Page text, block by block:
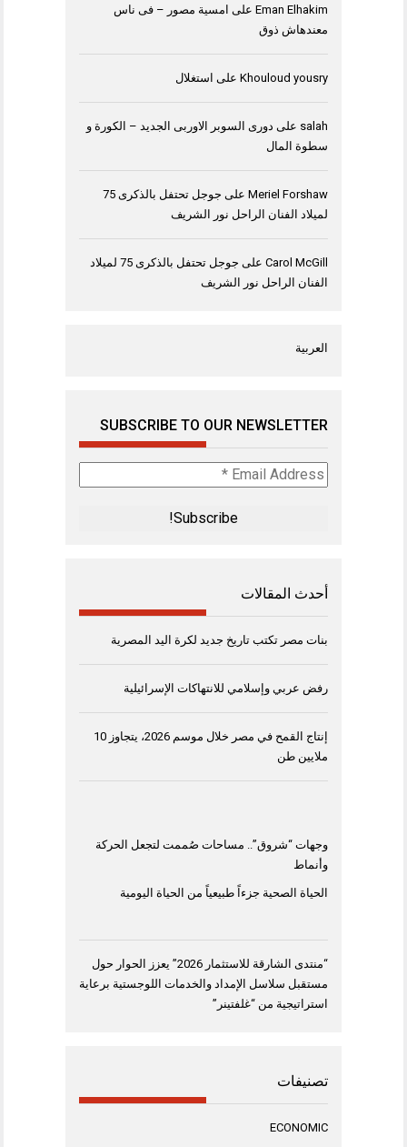
Eman Elhakim علىامسية مصور – فى ناس
معندهاش ذوق
Khouloud yousryعلىاستغلال
علىدورى السوبر الاوربى الجديد – الكورة و
سطوة المال
Meriel Forshawعلى
جوجل تحتفل بالذكرى 75
لميلاد الفنان الراحل نور الشريف
Carol McGill على
جوجل تحتفل بالذكرى 75 لميلاد
الفنان الراحل نور الشريف
العربية
SUBSCRIBE TO OUR NEWSLETTER
Email
Address
أحدث المقالات
بنات مصر تكتب تاريخ جديد لكرة اليد المصرية
رفض عربي وإسلامي للانتهاكات الإسرائيلية
إنتاج القمح في مصر خلال موسم 2026، يتجاوز 10
ملايين طن
وجهات “شروق”.. مساحات صُممت لتجعل الحركة
وأنماط
الحياة الصحية جزءاً طبيعياً من الحياة اليومية
“منتدى الشارقة للاستثمار 2026” يعزز الحوار حول
مستقبل سلاسل الإمداد والخدمات اللوجستية برعاية
استراتيجية من “غلفتينر”
تصنيفات
ECONOMIC